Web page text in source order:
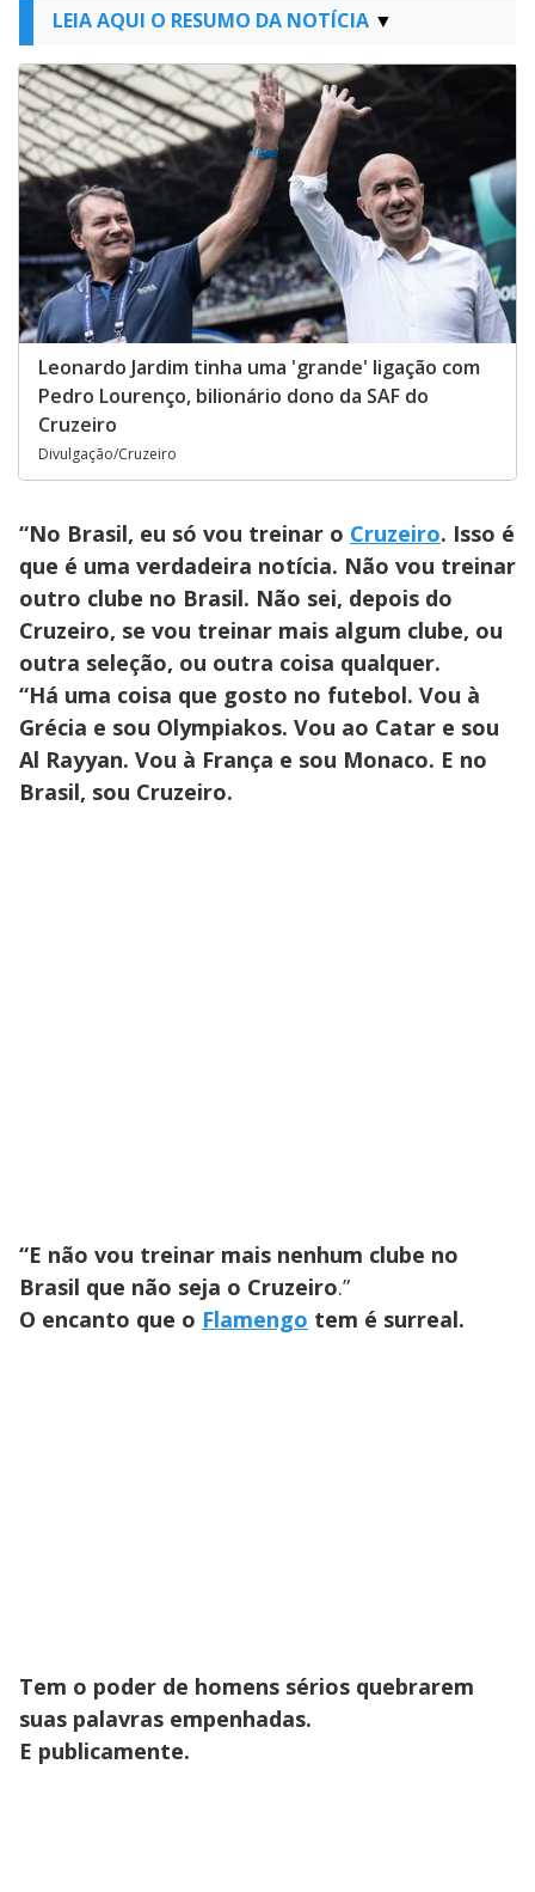
LEIA AQUI O RESUMO DA NOTÍCIA
Leonardo Jardim tinha uma 'grande' ligação com
Pedro Lourenço, bilionário dono da SAF do
Cruzeiro
Divulgação/Cruzeiro
“No Brasil, eu só vou treinar o Cruzeiro. Isso é
que é uma verdadeira notícia. Não vou treinar
outro clube no Brasil. Não sei, depois do
Cruzeiro, se vou treinar mais algum clube, ou
outra seleção, ou outra coisa qualquer.
“Há uma coisa que gosto no futebol. Vou à
Grécia e sou Olympiakos. Vou ao Catar e sou
Al Rayyan. Vou à França e sou Monaco. E no
Brasil, sou Cruzeiro.
“E não vou treinar mais nenhum clube no
Brasil que não seja o Cruzeiro.”
O encanto que o Flamengo tem é surreal.
Tem o poder de homens sérios quebrarem
suas palavras empenhadas.
E publicamente.